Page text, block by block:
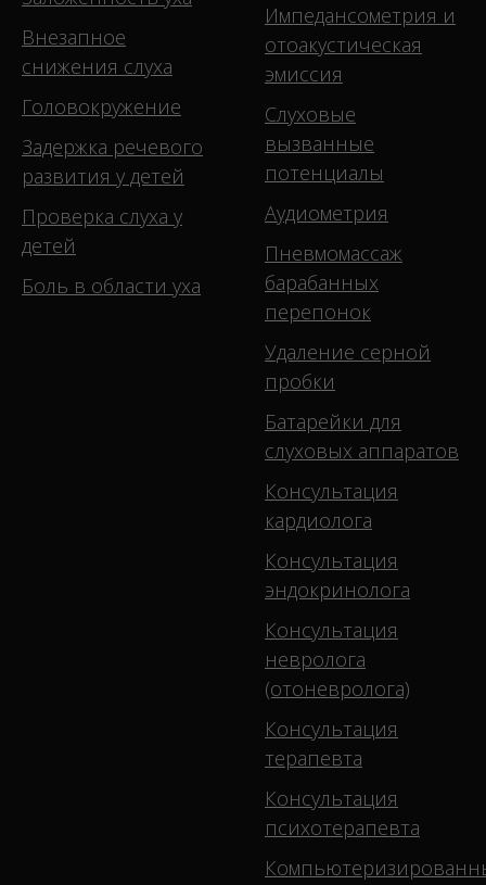
Внезапное
снижения слуха
Головокружение
Задержка речевого
развития у детей
Проверка слуха у
детей
Боль в области уха
Импедансометрия и
отоакустическая
эмиссия
Слуховые
вызванные
потенциалы
Аудиометрия
Пневмомассаж
барабанных
перепонок
Удаление серной
пробки
Батарейки для
слуховых аппаратов
Консультация
кардиолога
Консультация
эндокринолога
Консультация
невролога
(отоневролога)
Консультация
терапевта
Консультация
психотерапевта